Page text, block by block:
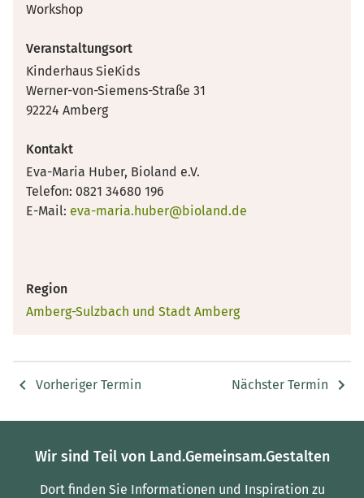
Workshop
Veranstaltungsort
Kinderhaus SieKids
Werner-von-Siemens-Straße 31
92224 Amberg
Kontakt
Eva-Maria Huber, Bioland e.V.
Telefon: 0821 34680 196
E-Mail: eva-maria.huber@bioland.de
Region
Amberg-Sulzbach und Stadt Amberg
Vorheriger Termin Nächster Termin
Wir sind Teil von Land.Gemeinsam.Gestalten
Dort finden Sie Informationen und Inspiration zu